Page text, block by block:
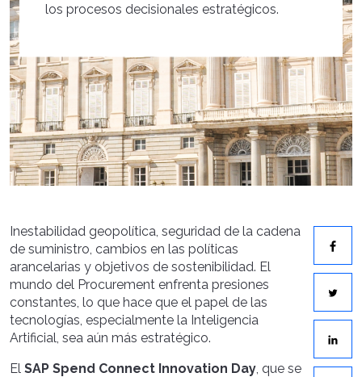
los procesos decisionales estratégicos.
Inestabilidad geopolítica, seguridad de la cadena
de suministro, cambios en las políticas
arancelarias y objetivos de sostenibilidad. El
mundo del Procurement enfrenta presiones
constantes, lo que hace que el papel de las
tecnologías, especialmente la Inteligencia
Artificial, sea aún más estratégico.
El SAP Spend Connect Innovation Day, que se